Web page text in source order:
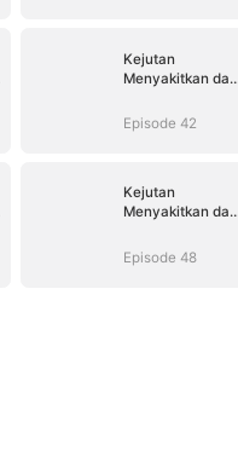
Kejutan
Menyakitkan dari
Episode 42
Kejutan
Menyakitkan dari
Episode 48